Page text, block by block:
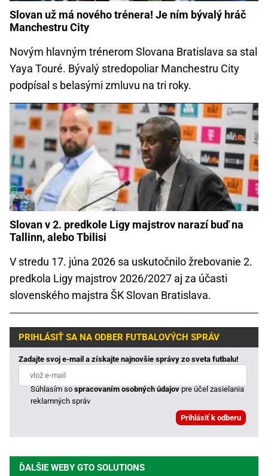
Slovan už má nového trénera! Je ním bývalý hráč
Manchestru City
Novým hlavným trénerom Slovana Bratislava sa stal
Yaya Touré. Bývalý stredopoliar Manchestru City
podpísal s belasými zmluvu na tri roky.
Slovan v 2. predkole Ligy majstrov narazí buď na
Tallinn, alebo Tbilisi
V stredu 17. júna 2026 sa uskutočnilo žrebovanie 2.
predkola Ligy majstrov 2026/2027 aj za účasti
slovenského majstra ŠK Slovan Bratislava.
PRIHLÁSIŤ SA NA ODBER FUTBALOVÝCH SPRÁV
Zadajte svoj e-mail a získajte najnovšie správy zo sveta futbalu!
Súhlasím sospracovaním osobných údajovpre účel zasielania
reklamných správ
ĎALŠIE WEBY GTO SOLUTIONS